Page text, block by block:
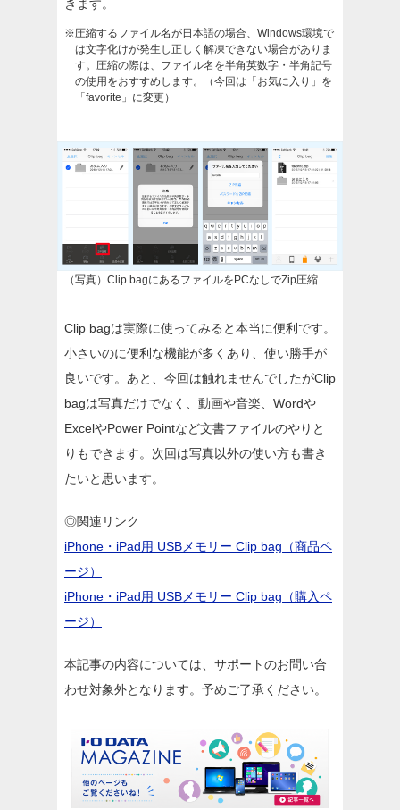
きます。
※圧縮するファイル名が日本語の場合、Windows環境で
は文字化けが発生し正しく解凍できない場合がありま
す。圧縮の際は、ファイル名を半角英数字・半角記号
の使用をおすすめします。（今回は「お気に入り」を
「favorite」に変更）
（写真）Clip bagにあるファイルをPCなしでZip圧縮
Clip bagは実際に使ってみると本当に便利です。
小さいのに便利な機能が多くあり、使い勝手が
良いです。あと、今回は触れませんでしたがClip
bagは写真だけでなく、動画や音楽、Wordや
ExcelやPower Pointなど文書ファイルのやりと
りもできます。次回は写真以外の使い方も書き
たいと思います。
◎関連リンク
iPhone・iPad用 USBメモリー Clip bag（商品ペ
ージ）
iPhone・iPad用 USBメモリー Clip bag（購入ペ
ージ）
本記事の内容については、サポートのお問い合
わせ対象外となります。予めご了承ください。